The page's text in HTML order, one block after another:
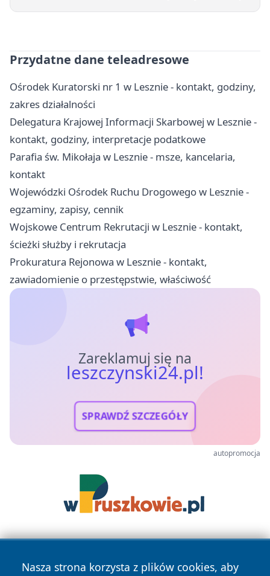
Przydatne dane teleadresowe
Ośrodek Kuratorski nr 1 w Lesznie - kontakt, godziny,
zakres działalności
Delegatura Krajowej Informacji Skarbowej w Lesznie -
kontakt, godziny, interpretacje podatkowe
Parafia św. Mikołaja w Lesznie - msze, kancelaria,
kontakt
Wojewódzki Ośrodek Ruchu Drogowego w Lesznie -
egzaminy, zapisy, cennik
Wojskowe Centrum Rekrutacji w Lesznie - kontakt,
ścieżki służby i rekrutacja
Prokuratura Rejonowa w Lesznie - kontakt,
zawiadomienie o przestępstwie, właściwość
Zareklamuj się na
leszczynski24.pl!
SPRAWDŹ SZCZEGÓŁY
autopromocja
Nasza strona korzysta z plików cookies, aby